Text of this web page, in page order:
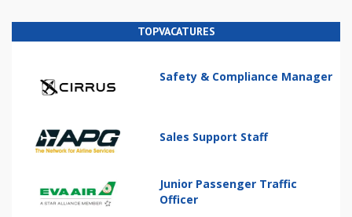
TOPVACATURES
Safety & Compliance Manager
Sales Support Staff
Junior Passenger Traffic
Officer